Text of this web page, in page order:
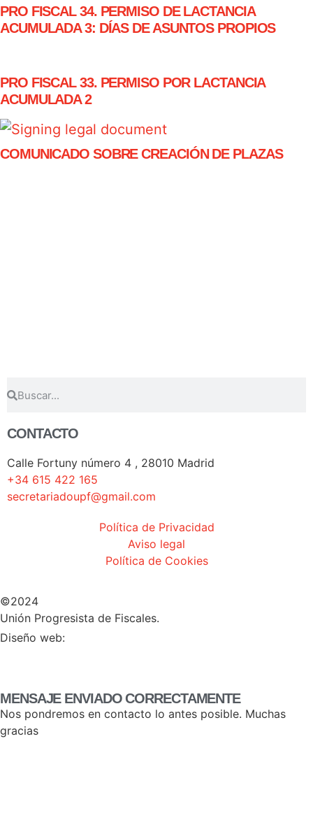
PRO FISCAL 34. PERMISO DE LACTANCIA
ACUMULADA 3: DÍAS DE ASUNTOS PROPIOS
PRO FISCAL 33. PERMISO POR LACTANCIA
ACUMULADA 2
COMUNICADO SOBRE CREACIÓN DE PLAZAS
CONTACTO
Calle Fortuny número 4 , 28010 Madrid
+34 615 422 165
secretariadoupf@gmail.com
Política de Privacidad
Aviso legal
Política de Cookies
©2024
Unión Progresista de Fiscales.
Diseño web:
MENSAJE ENVIADO CORRECTAMENTE
Nos pondremos en contacto lo antes posible. Muchas
gracias